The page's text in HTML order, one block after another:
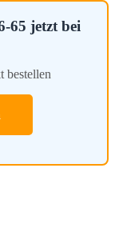
65 jetzt bei
bestellen